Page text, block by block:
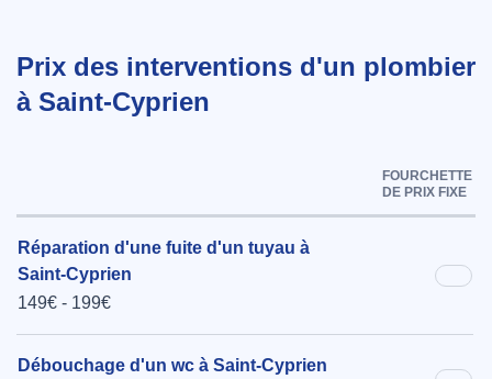
Prix des interventions d'un plombier
à Saint-Cyprien
FOURCHETTE
DE PRIX FIXE
Réparation d'une fuite d'un tuyau à
Saint-Cyprien
149€ - 199€
Débouchage d'un wc à Saint-Cyprien